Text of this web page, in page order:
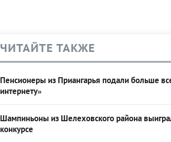
ЧИТАЙТЕ ТАКЖЕ
Пенсионеры из Приангарья подали больше
интернету»
Шампиньоны из Шелеховского района
конкурсе